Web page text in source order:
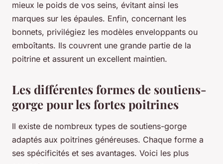
mieux le poids de vos seins, évitant ainsi les
marques sur les épaules. Enfin, concernant les
bonnets, privilégiez les modèles enveloppants ou
emboîtants. Ils couvrent une grande partie de la
poitrine et assurent un excellent maintien.
Les différentes formes de soutiens-
gorge pour les fortes poitrines
Il existe de nombreux types de soutiens-gorge
adaptés aux poitrines généreuses. Chaque forme a
ses spécificités et ses avantages. Voici les plus